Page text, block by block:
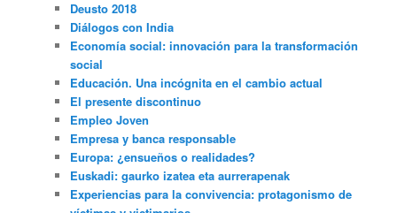
Deusto 2018
Diálogos con India
Economía social: innovación para la transformación
social
Educación. Una incógnita en el cambio actual
El presente discontinuo
Empleo Joven
Empresa y banca responsable
Europa: ¿ensueños o realidades?
Euskadi: gaurko izatea eta aurrerapenak
Experiencias para la convivencia: protagonismo de